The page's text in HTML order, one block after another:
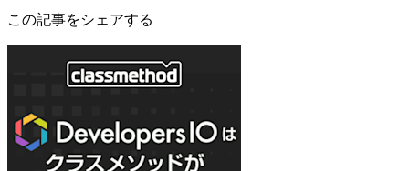
この記事をシェアする